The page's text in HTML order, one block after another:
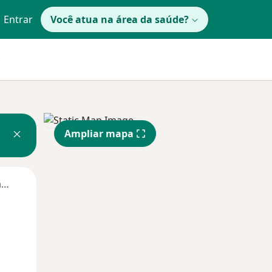
Entrar Você atua na área da saúde?
Segunda-feira
Ampliar mapa